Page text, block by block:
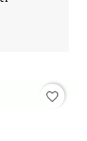
favorite_border